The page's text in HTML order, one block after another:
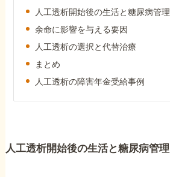
お知らせ
事務所について
人工透析開始後の生活と糖尿病管理
余命に影響を与える要因
人工透析の選択と代替治療
まとめ
人工透析の障害年金受給事例
人工透析開始後の生活と糖尿病管理